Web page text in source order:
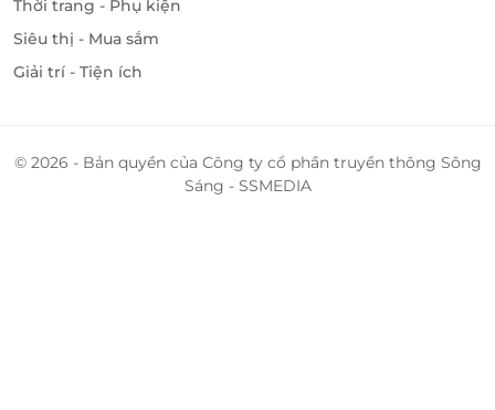
Thời trang - Phụ kiện
Siêu thị - Mua sắm
Giải trí - Tiện ích
© 2026 - Bản quyền của Công ty cổ phần truyền thông Sông
Sáng - SSMEDIA